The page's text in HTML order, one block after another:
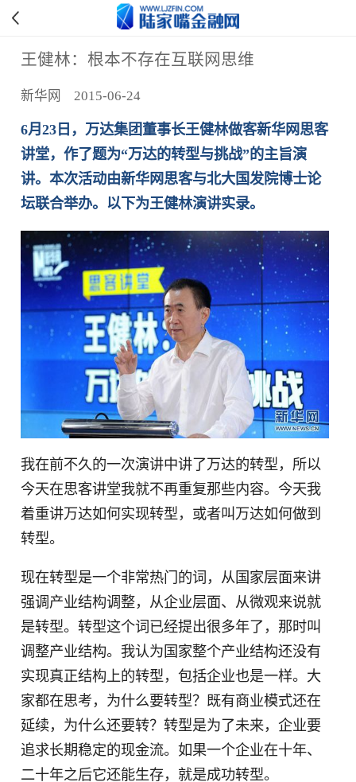
王健林：根本不存在互联网思维
新华网 2015-06-24
6月23日，万达集团董事长王健林做客新华网思客
讲堂，作了题为“万达的转型与挑战”的主旨演
讲。本次活动由新华网思客与北大国发院博士论
坛联合举办。以下为王健林演讲实录。
我在前不久的一次演讲中讲了万达的转型，所以
今天在思客讲堂我就不再重复那些内容。今天我
着重讲万达如何实现转型，或者叫万达如何做到
转型。
现在转型是一个非常热门的词，从国家层面来讲
强调产业结构调整，从企业层面、从微观来说就
是转型。转型这个词已经提出很多年了，那时叫
调整产业结构。我认为国家整个产业结构还没有
实现真正结构上的转型，包括企业也是一样。大
家都在思考，为什么要转型？既有商业模式还在
延续，为什么还要转？转型是为了未来，企业要
追求长期稳定的现金流。如果一个企业在十年、
二十年之后它还能生存，就是成功转型。